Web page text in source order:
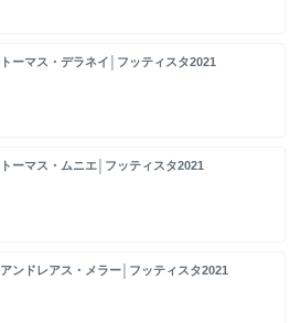
トーマス・デラネイ│フッティスタ2021
トーマス・ムニエ│フッティスタ2021
アンドレアス・メラー│フッティスタ2021